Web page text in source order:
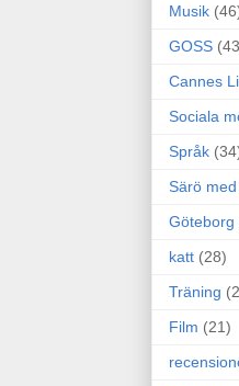
Musik
GOSS
Cannes
Sociala
Språk
Särö
Göteborg
katt (28)
Träning
Film (21)